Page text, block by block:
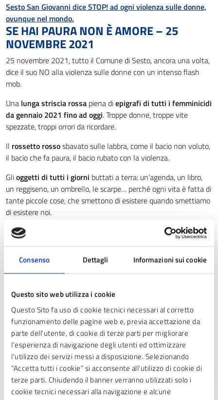
Consenso Dettagli Informazioni sui cookie
Questo sito web utilizza i cookie
Questo Sito fa uso di cookie tecnici necessari al corretto
funzionamento delle pagine web e, previa accettazione da
parte dell'utente, di cookie di terze parti per migliorare
l'esperienza di navigazione degli utenti ed ottimizzare
l'utilizzo dei servizi messi a disposizione. Selezionando
“Accetta tutti i cookie” si acconsente all'utilizzo di cookie di
terze parti. Chiudendo il banner verranno utilizzati solo i
cookie tecnici necessari alla navigazione e alcune
Sesto San Giovanni dice STOP! ad ogni violenza sulle donne,
ovunque nel mondo.
SE HAI PAURA NON È AMORE – 25
NOVEMBRE 2021
25 novembre 2021, tutto il Comune di Sesto, ancora una volta,
dice il suo NO alla violenza sulle donne con un intenso flash
mob.
Una lunga striscia rossa piena diepigrafi di tutti i femminicidi
da gennaio 2021 fino ad oggi. Troppe donne, troppe vite
spezzate, troppi orrori da ricordare.
Il rossetto rossosbavato sulle labbra, come il bacio non voluto,
il bacio che fa paura, il bacio rubato con la violenza.
Glioggetti di tutti i giorni buttati a terra: un’agenda, un libro,
un reggiseno, un ombrello, le scarpe… perché ogni vita è fatta di
tante piccole cose, che smettono di esistere quando smettiamo
di esistere noi.
nomi
Se hai paura non è
Il video
25 NOVEMBRE 2020
Stop agli abusi. Stop alle prepotenze. Stop alle manipolazioni e
alle minacce. Stop alla violenza psicologica e a quella verbale.
Stop al femminicidio.
Stop alla violenza sulle donne!